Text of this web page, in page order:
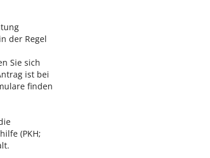
der Regel
Sie sich
ist bei
finden
(PKH;